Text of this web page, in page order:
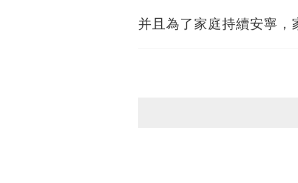
并且為了家庭持續安寧，